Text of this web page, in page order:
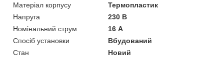
Матеріал корпусу
Термопластик
Напруга
230 В
Номінальний струм
16 А
Спосіб установки
Вбудований
Стан
Новий